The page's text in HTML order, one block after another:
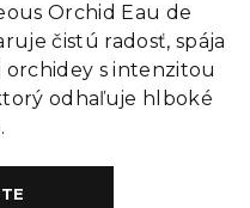
Orchid Eau de
čistú radosť, spája
s intenzitou
odhaľuje hlboké